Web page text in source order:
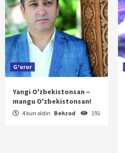
G'urur
Yangi O'zbekistonsan –
mangu O'zbekistonsan!
4 kun oldin Behzod 191